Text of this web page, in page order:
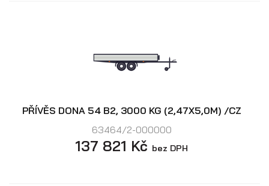
PŘÍVĚS DONA 54 B2, 3000 KG (2,47X5,0M) /CZ
63464/2-000000
137 821 Kč bez DPH